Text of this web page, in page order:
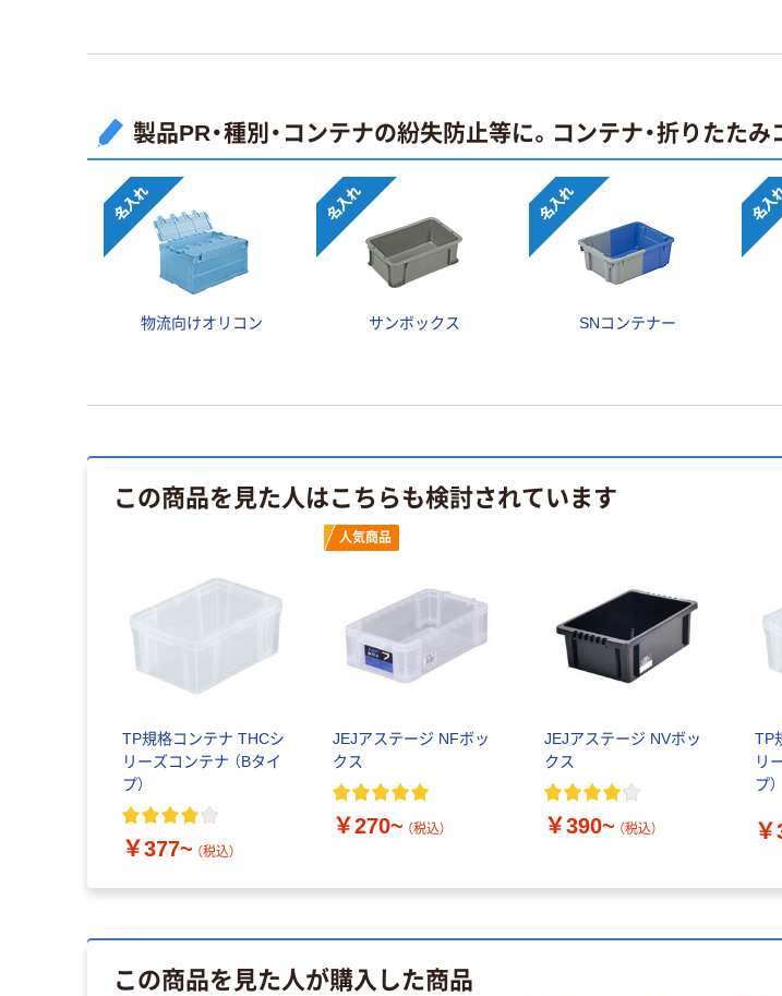
製品PR・種別・コンテナの紛失防止等に。コンテナ・折りたた
物流向けオリコン サンボックス SNコンテナー
この商品を見た人はこちらも検討されています
TP規格コンテナ THCシ
リーズコンテナ （Bタイ
プ）
￥377~ （税込）
人気商品
JEJアステージ NFボッ
クス
￥270~ （税込）
JEJアステージ NVボッ
クス
￥390~ （税込）
TP
リ
プ）
この商品を見た人が購入した商品